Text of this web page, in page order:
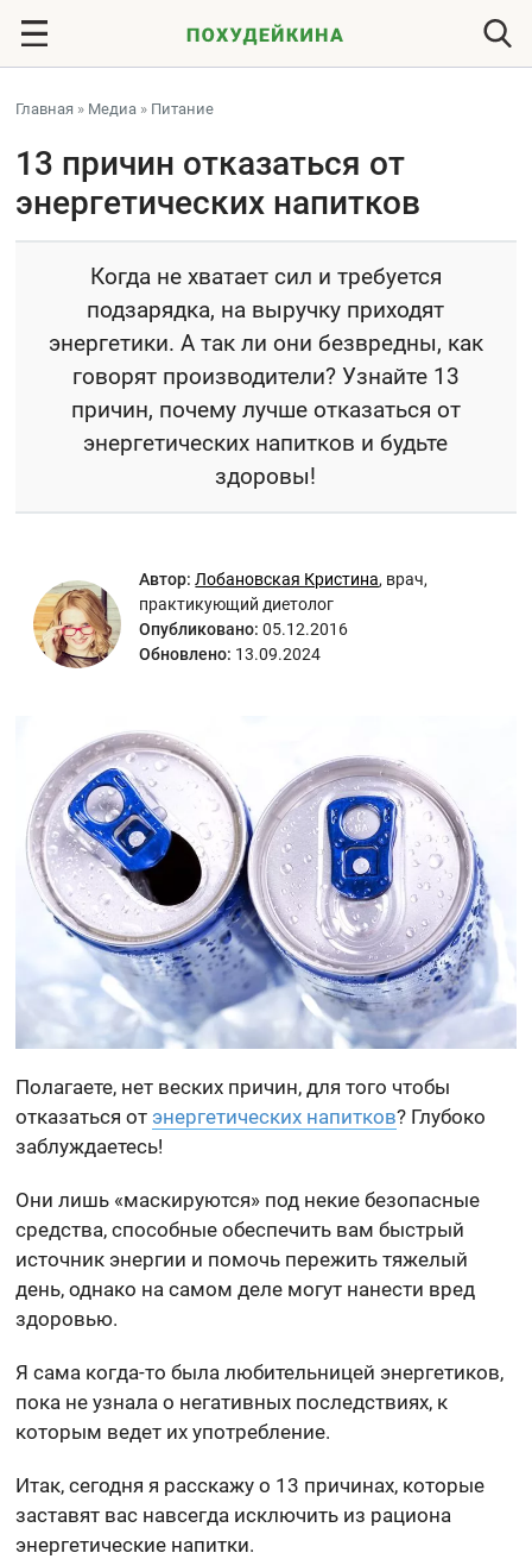
Главная » Медиа » Питание
13 причин отказаться от
энергетических напитков
Когда не хватает сил и требуется
подзарядка, на выручку приходят
энергетики. А так ли они безвредны, как
говорят производители? Узнайте 13
причин, почему лучше отказаться от
энергетических напитков и будьте
здоровы!
Автор: Лобановская Кристина, врач,
практикующий диетолог
Опубликовано: 05.12.2016
Обновлено: 13.09.2024
Полагаете, нет веских причин, для того чтобы
отказаться от энергетических напитков? Глубоко
заблуждаетесь!
Они лишь «маскируются» под некие безопасные
средства, способные обеспечить вам быстрый
источник энергии и помочь пережить тяжелый
день, однако на самом деле могут нанести вред
здоровью.
Я сама когда-то была любительницей энергетиков,
пока не узнала о негативных последствиях, к
которым ведет их употребление.
Итак, сегодня я расскажу о 13 причинах, которые
заставят вас навсегда исключить из рациона
энергетические напитки.